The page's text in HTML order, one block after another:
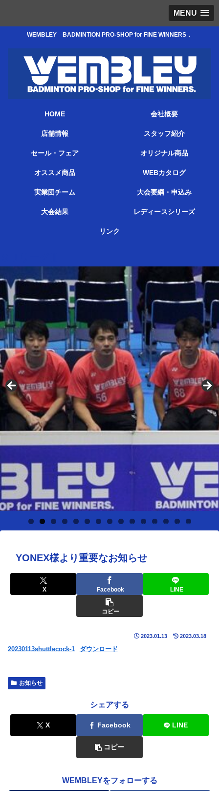
MENU
WEMBLEY BADMINTION PRO-SHOP for FINE WINNERS．
HOME 会社概要
店舗情報 スタッフ紹介
セール・フェア オリジナル商品
オススメ商品 WEBカタログ
実業団チーム 大会要綱・申込み
大会結果 レディースシリーズ
リンク
0 1 2 3 4 5
YONEX様より重要なお知らせ
X Facebook LINE
コピー
2023.01.13 2023.03.18
20230113shuttlecock-1 ダウンロード
お知らせ
シェアする
X Facebook LINE
コピー
WEMBLEYをフォローする